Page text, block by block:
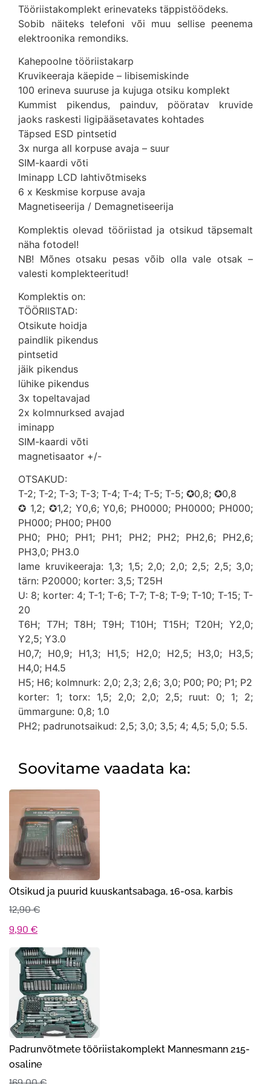
Tööriistakomplekt erinevateks täppistöödeks.
Sobib näiteks telefoni või muu sellise peenema
elektroonika remondiks.
Kahepoolne tööriistakarp
Kruvikeeraja käepide – libisemiskinde
100 erineva suuruse ja kujuga otsiku komplekt
Kummist pikendus, painduv, pööratav kruvide
jaoks raskesti ligipääsetavates kohtades
Täpsed ESD pintsetid
3x nurga all korpuse avaja – suur
SIM-kaardi võti
Iminapp LCD lahtivõtmiseks
6 x Keskmise korpuse avaja
Magnetiseerija / Demagnetiseerija
Komplektis olevad tööriistad ja otsikud täpsemalt
näha fotodel!
NB! Mõnes otsaku pesas võib olla vale otsak –
valesti komplekteeritud!
Komplektis on:
TÖÖRIISTAD:
Otsikute hoidja
paindlik pikendus
pintsetid
jäik pikendus
lühike pikendus
3x topeltavajad
2x kolmnurksed avajad
iminapp
SIM-kaardi võti
magnetisaator +/-
OTSAKUD:
T-2; T-2; T-3; T-3; T-4; T-4; T-5; T-5; ✪0,8; ✪0,8
✪ 1,2; ✪1,2; Y0,6; Y0,6; PH0000; PH0000; PH000;
PH000; PH00; PH00
PH0; PH0; PH1; PH1; PH2; PH2; PH2,6; PH2,6;
PH3,0; PH3.0
lame kruvikeeraja: 1,3; 1,5; 2,0; 2,0; 2,5; 2,5; 3,0;
tärn: P20000; korter: 3,5; T25H
U: 8; korter: 4; T-1; T-6; T-7; T-8; T-9; T-10; T-15; T-
20
T6H; T7H; T8H; T9H; T10H; T15H; T20H; Y2,0;
Y2,5; Y3.0
H0,7; H0,9; H1,3; H1,5; H2,0; H2,5; H3,0; H3,5;
H4,0; H4.5
H5; H6; kolmnurk: 2,0; 2,3; 2,6; 3,0; P00; P0; P1; P2
korter: 1; torx: 1,5; 2,0; 2,0; 2,5; ruut: 0; 1; 2;
ümmargune: 0,8; 1.0
PH2; padrunotsaikud: 2,5; 3,0; 3,5; 4; 4,5; 5,0; 5.5.
Soovitame vaadata ka:
Otsikud ja puurid kuuskantsabaga, 16-osa, karbis
12,90€
Algne
hind
oli:
12,90 €.
9,90 €Praegune
hind
on:
9,90 €.
Padrunvõtmete tööriistakomplekt Mannesmann 215-
osaline